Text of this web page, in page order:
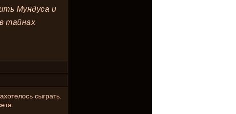
Мундуса и
тайнах
сыграть.